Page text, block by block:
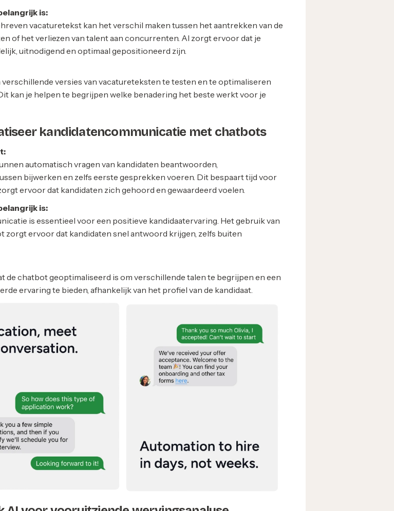
is:
vacaturetekst kan het verschil maken tussen het aantrekken van de
of het verliezen van talent aan concurrenten. AI zorgt ervoor dat je
uitnodigend en optimaal gepositioneerd zijn.
verschillende versies van vacatureteksten te testen en te optimaliseren
kan je helpen te begrijpen welke benadering het beste werkt voor je
kandidatencommunicatie met chatbots
automatisch vragen van kandidaten beantwoorden,
bijwerken en zelfs eerste gesprekken voeren. Dit bespaart tijd voor
ervoor dat kandidaten zich gehoord en gewaardeerd voelen.
is:
is essentieel voor een positieve kandidaatervaring. Het gebruik van
zorgt ervoor dat kandidaten snel antwoord krijgen, zelfs buiten
de chatbot geoptimaliseerd is om verschillende talen te begrijpen en een
ervaring te bieden, afhankelijk van het profiel van de kandidaat.